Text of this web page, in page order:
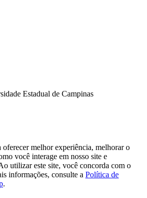
Estadual de Campinas
melhor experiência, melhorar o
você interage em nosso site e
utilizar este site, você concorda com o
informações, consulte a Política de
.